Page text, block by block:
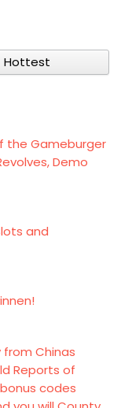
Hottest
the Gameburger
Demo
and
from Chinas
Reports of
codes